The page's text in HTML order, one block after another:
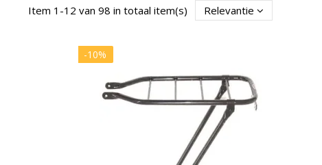
Item 1-12 van 98 in totaal item(s) Relevantie
-10%